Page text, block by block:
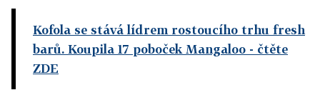
Kofola se stává lídrem rostoucího trhu fresh
barů. Koupila 17 poboček Mangaloo - čtěte
ZDE